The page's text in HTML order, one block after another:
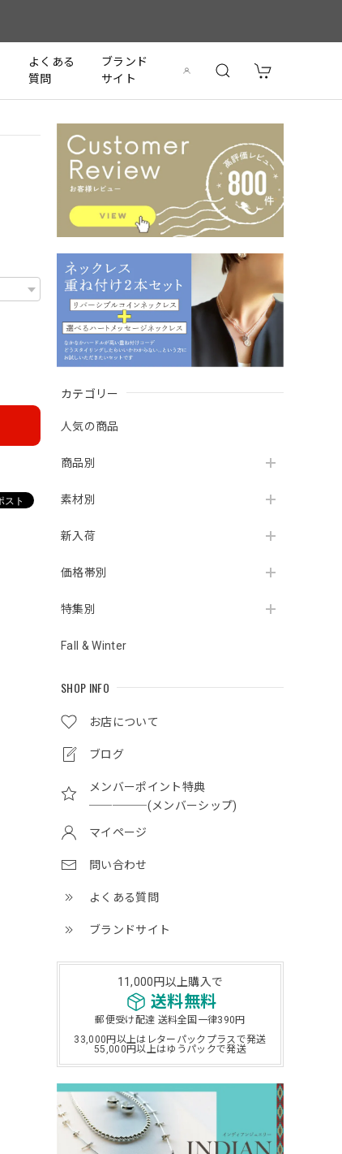
よくある
質問
ブランド
サイト
カテゴリー
人気の商品
商品別
素材別
新入荷
価格帯別
特集別
Fall & Winter
SHOP INFO
お店について
ブログ
メンバーポイント特典
─────(メンバーシップ)
マイページ
問い合わせ
よくある質問
ブランドサイト
11,000円以上購入で
送料無料
郵便受け配達 送料全国一律390円
33,000円以上はレターパックプラスで発送
55,000円以上はゆうパックで発送